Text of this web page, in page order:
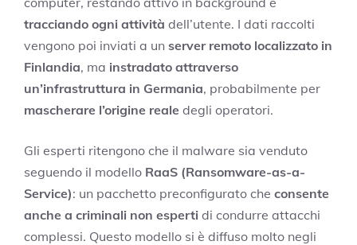
tracciando ogni attività dell’utente. I dati raccolti
vengono poi inviati a un server remoto localizzato in
Finlandia, ma instradato attraverso
un’infrastruttura in Germania, probabilmente per
mascherare l’origine reale degli operatori.
Gli esperti ritengono che il malware sia venduto
seguendo il modello RaaS (Ransomware-as-a-
Service): un pacchetto preconfigurato che consente
anche a criminali non esperti di condurre attacchi
complessi. Questo modello si è diffuso molto negli